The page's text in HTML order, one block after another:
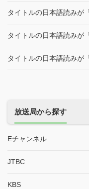
タイトルの日本語読みが
タイトルの日本語読みが
タイトルの日本語読みが
放送局から探す
Eチャンネル
JTBC
KBS